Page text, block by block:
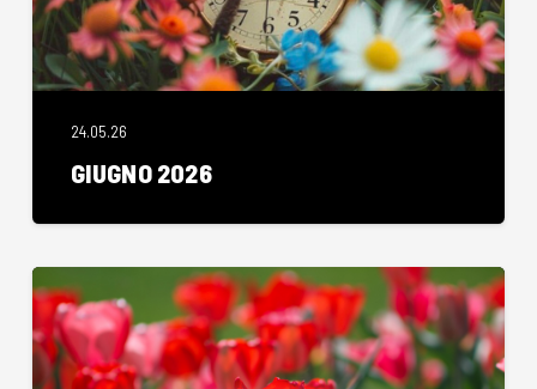
24.05.26
GIUGNO 2026